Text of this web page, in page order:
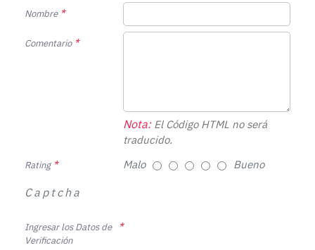
Nombre
Comentario
Nota:El Código HTML no será
traducido.
Rating Malo Bueno
Captcha
Ingresar los Datos de
Verificación